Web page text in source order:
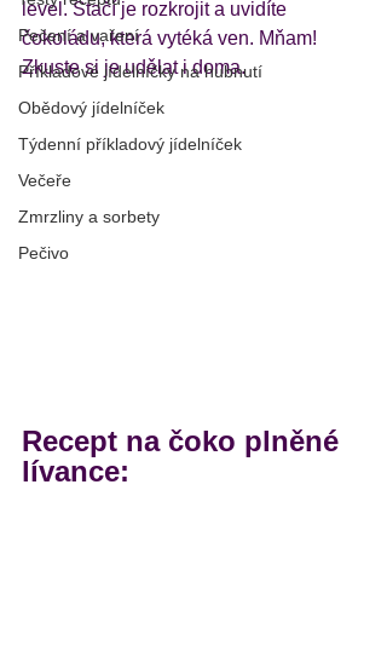
Pečení a vaření
Příkladové jídelníčky na hubnutí
Obědový jídelníček
Týdenní příkladový jídelníček
Večeře
Zmrzliny a sorbety
Pečivo
level. Stačí je rozkrojit a uvidíte
čokoládu, která vytéká ven. Mňam!
Zkuste si je udělat i doma.
Recept na čoko plněné
lívance: